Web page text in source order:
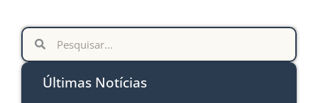
Últimas Notícias